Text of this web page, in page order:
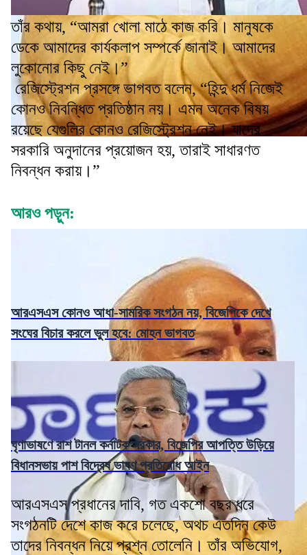
তাঁর কথায়, “আমরা খোলা মাঠে কাজ করি। মানুষকে
ডেকে আমাদের কার্যকলাপ সম্পর্কে জানাই। আমাদের
লুকোনোর কিছু নেই।”
রেজিস্ট্রেশন প্রসঙ্গে ভাগবত বলেন, “হিন্দু ধর্ম নিজেই
কোনও নিবন্ধিত প্রতিষ্ঠান নয়। এমন অনেক বিষয়
রয়েছে যেগুলির কোনও রেজিস্ট্রেশন নেই। যাদের
সরকারি অনুদানের প্রয়োজন হয়, তারাই সাধারণত
নিবন্ধন করায়।”
আরও পড়ুন:
আরএসএস কোনও আধা-সামরিক সংগঠন নয়, বিজেপিকে দেখে
সংঘের বিচার করলে ভুল হবে: মোহন ভাগবত
ঘৃণাভাষণে রাশ টানল কর্নাটক সরকার, বিজেপির আপত্তি উড়িয়ে
বিধানসভায় পাশ বিদ্বেষ ভাষণ প্রতিরোধ আইন
আরএসএস প্রধানের দাবি, গত একশো বছর ধরে
সংগঠনটি দেশে কাজ করে চলেছে, অথচ এতদিন কেউ
তাদের নিবন্ধন নিয়ে প্রশ্ন তোলেনি। তাঁর অভিযোগ,